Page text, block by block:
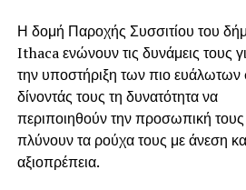
Η δομή Παροχής Συσσιτίου του
Ithaca ενώνουν τις δυνάμεις τους
την υποστήριξη των πιο
δίνοντάς τους τη δυνατότητα να
περιποιηθούν την προσωπική τους
πλύνουν τα ρούχα τους με άνεση
αξιοπρέπεια.